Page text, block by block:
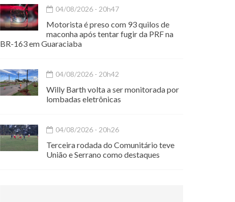
04/08/2026 - 20h47
Motorista é preso com 93 quilos de
maconha após tentar fugir da PRF na
BR-163 em Guaraciaba
04/08/2026 - 20h42
Willy Barth volta a ser monitorada por
lombadas eletrônicas
04/08/2026 - 20h26
Terceira rodada do Comunitário teve
União e Serrano como destaques